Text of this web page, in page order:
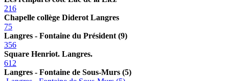
216
Chapelle collège Diderot Langres
75
Langres - Fontaine du Président (9)
356
Square Henriot. Langres.
612
Langres - Fontaine de Sous-Murs (5)